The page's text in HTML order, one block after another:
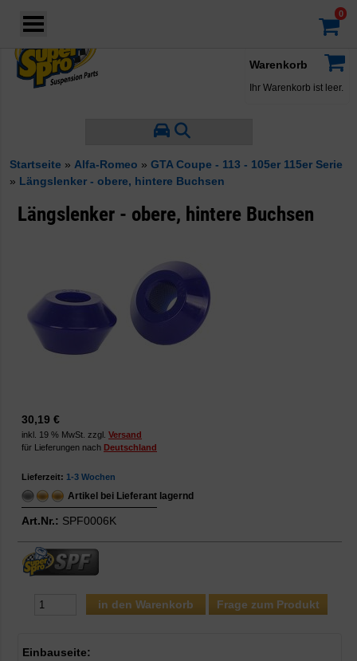
Warenkorb
Ihr Warenkorb ist leer.
Startseite » Alfa-Romeo » GTA Coupe - 113 - 105er 115er Serie
» Längslenker - obere, hintere Buchsen
Längslenker - obere, hintere Buchsen
30,19 €
inkl. 19 % MwSt. zzgl. Versand
für Lieferungen nach Deutschland
Lieferzeit: 1-3 Wochen
Artikel bei Lieferant lagernd
Art.Nr.: SPF0006K
Frage zum Produkt
Einbauseite: